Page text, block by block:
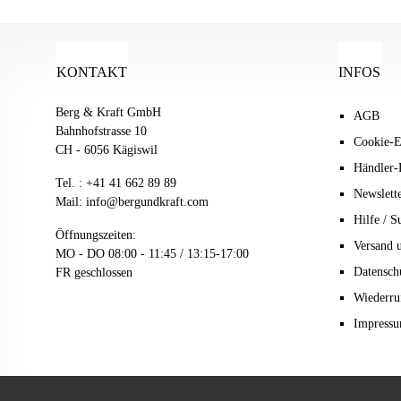
KONTAKT
Berg & Kraft GmbH
Bahnhofstrasse 10
CH - 6056 Kägiswil
Tel. : +41 41 662 89 89
Mail: info@bergundkraft.com
Öffnungszeiten:
MO - DO 08:00 - 11:45 / 13:15-17:00
FR geschlossen
INFOS
AGB
Cookie-
Hilfe /
Versand